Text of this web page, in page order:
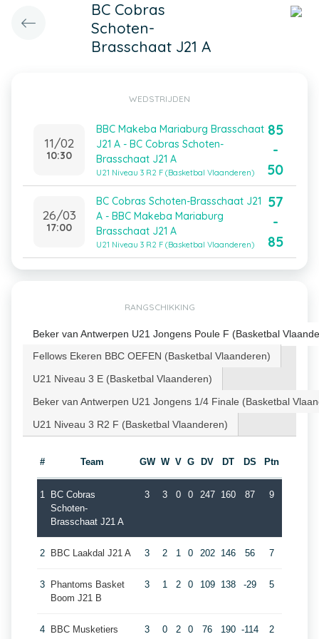
BC Cobras
Schoten-
Brasschaat J21 A
WEDSTRIJDEN
11/02
10:30
BBC Makeba Mariaburg Brasschaat
J21 A - BC Cobras Schoten-
Brasschaat J21 A
U21 Niveau 3 R2 F (Basketbal Vlaanderen)
85
-
50
26/03
17:00
BC Cobras Schoten-Brasschaat J21
A - BBC Makeba Mariaburg
Brasschaat J21 A
U21 Niveau 3 R2 F (Basketbal Vlaanderen)
57
-
85
RANGSCHIKKING
Beker van Antwerpen U21 Jongens Poule F (Basketbal
Fellows Ekeren BBC OEFEN (Basketbal Vlaanderen)
U21 Niveau 3 E (Basketbal Vlaanderen)
Beker van Antwerpen U21 Jongens 1/4 Finale (Basketbal
U21 Niveau 3 R2 F (Basketbal Vlaanderen)
# Team GW W V G DV DT DS Ptn
1
BC Cobras
Schoten-
Brasschaat J21 A
3 3 0 0 247 160 87 9
2 BBC Laakdal J21 A 3 2 1 0 202 146 56 7
3
Phantoms Basket
Boom J21 B
3 1 2 0 109 138 -29 5
4
BBC Musketiers
3 0 2 0 76 190 -114 2